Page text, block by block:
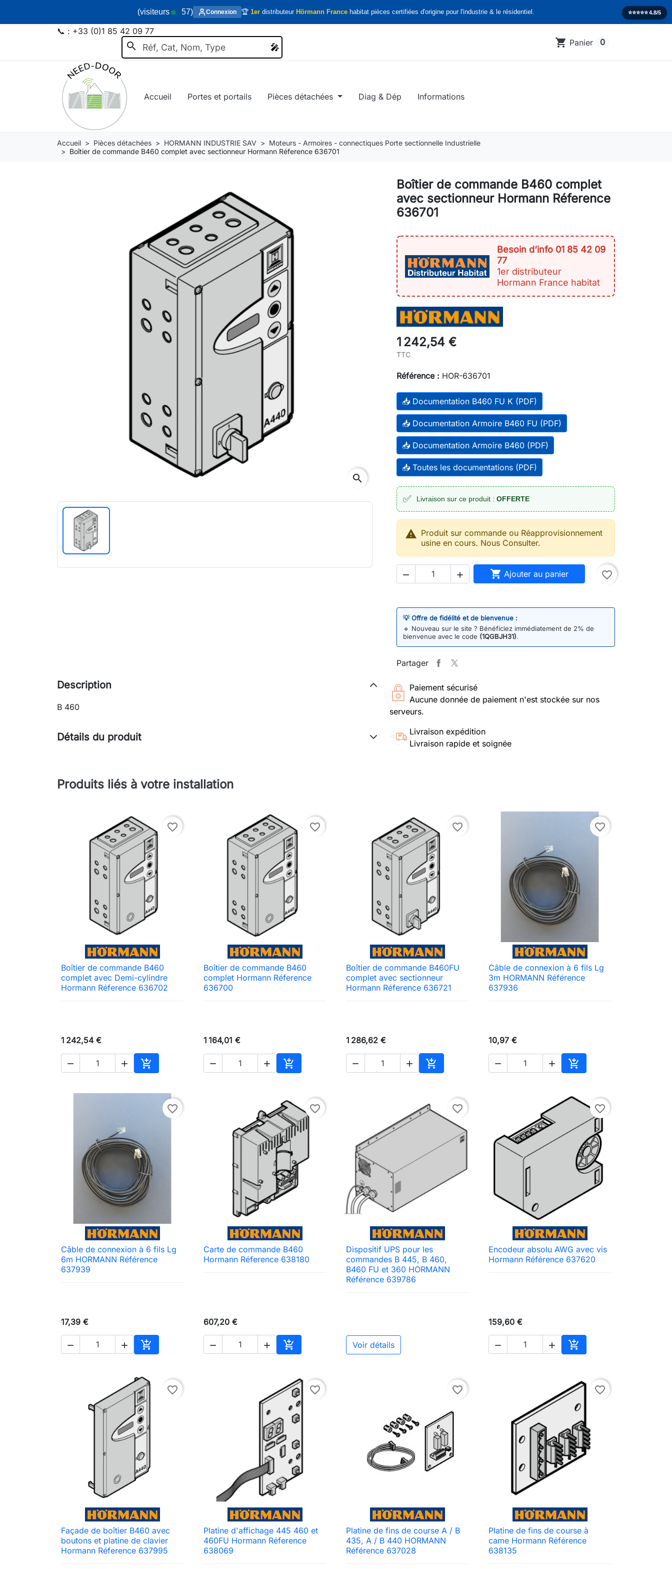
(visiteurs 57) Connexion 🏆 1er distributeur Hörmann France habitat pièces certifiées d'origine pour l'industrie & le résidentiel. ⭐️⭐️⭐️⭐️⭐️4.8/5
search 🎤
🎤
📞 : +33 (0)1 85 42 09 77
shopping_cart Panier 0
Accueil Portes et portails Pièces détachées Diag & Dép Informations
Accueil Pièces détachées HORMANN INDUSTRIE SAV
Moteurs - Armoires - connectiques Porte sectionnelle Industrielle
Boîtier de commande B460 complet avec sectionneur Hormann Réference 636701
search
Boîtier de commande B460 complet
avec sectionneur Hormann Réference
636701
Besoin d‘info 01 85 42 09
77
1er distributeur
Hormann France habitat
1 242,54 €
TTC
Référence : HOR-636701
📥 Documentation B460 FU K (PDF)
📥 Documentation Armoire B460 FU (PDF)
📥 Documentation Armoire B460 (PDF)
📥 Toutes les documentations (PDF)
✅ Livraison sur ce produit : OFFERTE
 Produit sur commande ou Réapprovisionnement
usine en cours. Nous Consulter.
   Ajouter au panier favorite_border
💡 Offre de fidélité et de bienvenue :
🔹 Nouveau sur le site ? Bénéficiez immédiatement de 2% de
bienvenue avec le code (1QGBJH31).
Partager
Paiement sécurisé
Aucune donnée de paiement n'est stockée sur nos
serveurs.
Livraison expédition
Livraison rapide et soignée
Description
B 460
Détails du produit
Produits liés à votre installation
favorite_border
 Aperçu rapide
Boîtier de commande B460
complet avec Demi-cylindre
Hormann Réference 636702
1 242,54 €
  
Ajouter au panier
favorite_border
 Aperçu rapide
Boîtier de commande B460
complet Hormann Réference
636700
1 164,01 €
  
Ajouter au panier
favorite_border
 Aperçu rapide
Boîtier de commande B460FU
complet avec sectionneur
Hormann Réference 636721
1 286,62 €
  
Ajouter au panier
favorite_border
 Aperçu rapide
Câble de connexion à 6 fils Lg
3m HORMANN Référence
637936
10,97 €
  
Ajouter au panier
favorite_border
 Aperçu rapide
Câble de connexion à 6 fils Lg
6m HORMANN Référence
637939
17,39 €
  
Ajouter au panier
favorite_border
 Aperçu rapide
Carte de commande B460
Hormann Réference 638180
607,20 €
  
Ajouter au panier
favorite_border
 Aperçu rapide
Dispositif UPS pour les
commandes B 445, B 460,
B460 FU et 360 HORMANN
Référence 639786
Voir détails
favorite_border
 Aperçu rapide
Encodeur absolu AWG avec vis
Hormann Référence 637620
159,60 €
  
Ajouter au panier
favorite_border
 Aperçu rapide
Façade de boîtier B460 avec
boutons et platine de clavier
Hormann Réference 637995
favorite_border
 Aperçu rapide
Platine d'affichage 445 460 et
460FU Hormann Réference
638069
favorite_border
 Aperçu rapide
Platine de fins de course A / B
435, A / B 440 HORMANN
Référence 637028
favorite_border
 Aperçu rapide
Platine de fins de course à
came Hormann Référence
638135